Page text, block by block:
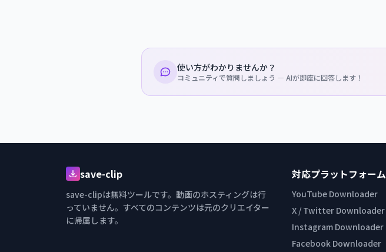
使い方がわかりませんか？
コミュニティで質問しましょう — AIが即座に回答します！
save-clip
save-clipは無料ツールです。動画のホスティングは行
っていません。すべてのコンテンツは元のクリエイター
に帰属します。
対応プラットフォーム
YouTube Downloader
X / Twitter Downloader
Instagram Downloader
Facebook Downloader